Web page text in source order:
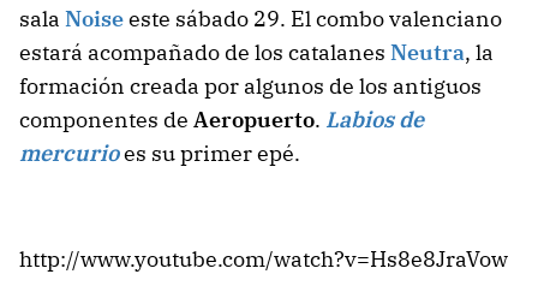
sala Noiseeste sábado 29. El combo valenciano
estará acompañado de los catalanes Neutra, la
formación creada por algunos de los antiguos
componentes de Aeropuerto. Labios de
mercurioes su primer epé.
http://www.youtube.com/watch?v=Hs8e8JraVow